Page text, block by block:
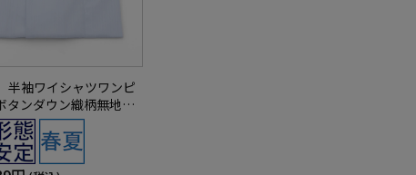
半袖ワイシャツワンピ
タンダウン織柄無地ビ
ポロクラブ春夏